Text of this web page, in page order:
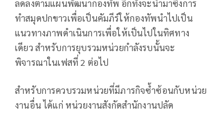
ลดลงตามแผนพัฒนากองทัพ อีกทั้งจะนำมาซึ่งการ
ทำสมุดปกขาวเพื่อเป็นคัมภีร์ให้กองทัพนำไปเป็น
แนวทางภาพดำเนินการเพื่อให้เป็นไปในทิศทาง
เดียว สำหรับการยุบรวมหน่วยกำลังรบนั้นจะ
พิจารณาในเฟสที่ 2 ต่อไป
สำหรับการควบรวมหน่วยที่มีภารกิจซ้ำซ้อนกับหน่วย
งานอื่น ได้แก่ หน่วยงานสังกัดสำนักงานปลัด